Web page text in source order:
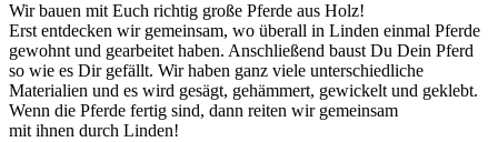
Wir bauen mit Euch richtig große Pferde aus Holz!
Erst entdecken wir gemeinsam, wo überall in Linden einmal Pferde
gewohnt und gearbeitet haben. Anschließend baust Du Dein Pferd
so wie es Dir gefällt. Wir haben ganz viele unterschiedliche
Materialien und es wird gesägt, gehämmert, gewickelt und geklebt.
Wenn die Pferde fertig sind, dann reiten wir gemeinsam
mit ihnen durch Linden!